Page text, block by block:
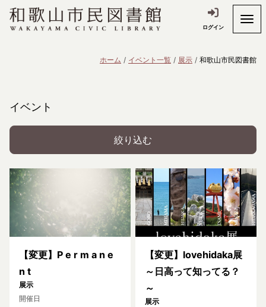
ログイン
ホーム イベント一覧 展示 和歌山市民図書館
イベント
絞り込む
【変更】P e r m a n e
n t
展示
開催日
【変更】lovehidaka展
～日高って知ってる？
～
展示